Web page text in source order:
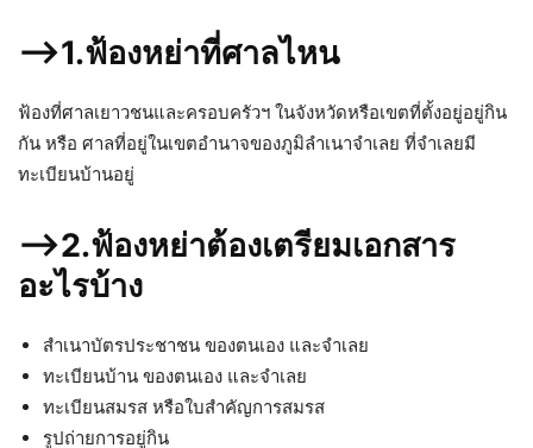
–>1.ฟ้องหย่าที่ศาลไหน
ฟ้องที่ศาลเยาวชนและครอบครัวฯ ในจังหวัดหรือเขตที่ตั้งอยู่อยู่กิน
กัน หรือ ศาลที่อยู่ในเขตอำนาจของภูมิลำเนาจำเลย ที่จำเลยมี
ทะเบียนบ้านอยู่
–>2.ฟ้องหย่าต้องเตรียมเอกสาร
อะไรบ้าง
สำเนาบัตรประชาชน ของตนเอง และจำเลย
ทะเบียนบ้าน ของตนเอง และจำเลย
ทะเบียนสมรส หรือใบสำคัญการสมรส
รูปถ่ายการอยู่กิน